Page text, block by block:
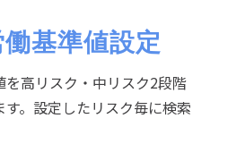
基準値設定
を高リスク・中リスク2段階
。設定したリスク毎に検索